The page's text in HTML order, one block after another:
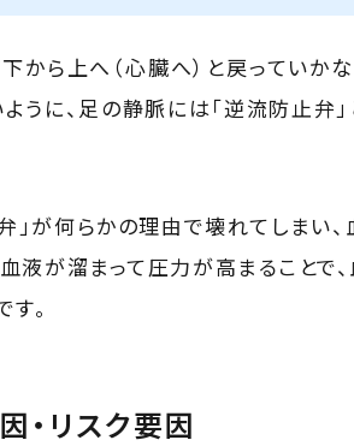
から上へ（心臓へ）と戻っていか
うに、足の静脈には「逆流防止弁
」が何らかの理由で壊れてしまい
血液が溜まって圧力が高まること
。
・リスク要因